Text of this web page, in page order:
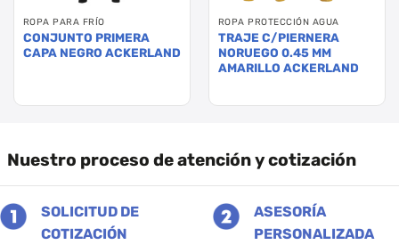
ROPA PARA FRÍO
CONJUNTO PRIMERA
CAPA NEGRO ACKERLAND
producto
variantes.
se
pueden
ROPA PROTECCIÓN AGUA
TRAJE C/PIERNERA
NORUEGO 0.45 MM
AMARILLO ACKERLAND
producto
variantes.
se
pueden
Nuestro proceso de atención y cotización
SOLICITUD DE
COTIZACIÓN
ASESORÍA
PERSONALIZADA